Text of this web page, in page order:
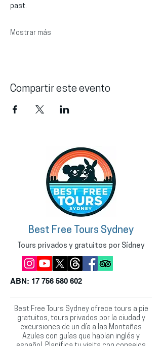
past.
Mostrar más
Compartir este evento
Best Free Tours Sydney
Tours privados y gratuitos por Sídney
ABN: 17 756 580 602
Best Free Tours Sydney ofrece tours a pie
gratuitos, tours privados por la ciudad y
excursiones de un día a las Montañas
Azules con guías que hablan inglés y